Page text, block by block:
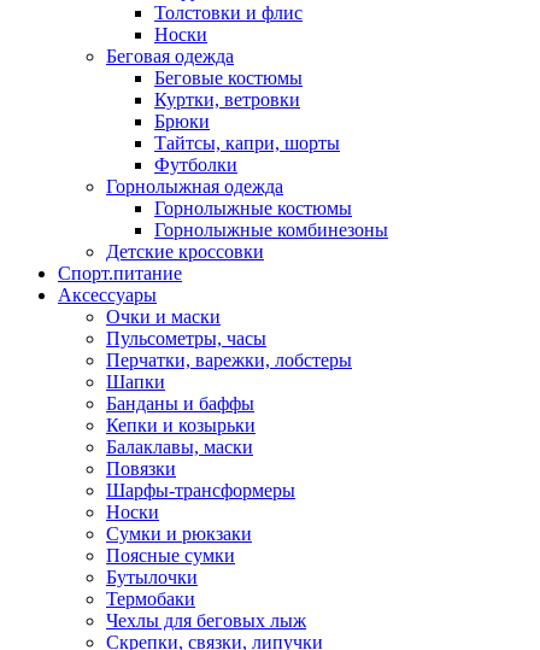
Толстовки и флис
Носки
Беговая одежда
Беговые костюмы
Куртки, ветровки
Брюки
Тайтсы, капри, шорты
Футболки
Горнолыжная одежда
Горнолыжные костюмы
Горнолыжные комбинезоны
Детские кроссовки
Спорт.питание
Аксессуары
Очки и маски
Пульсометры, часы
Перчатки, варежки, лобстеры
Шапки
Банданы и баффы
Кепки и козырьки
Балаклавы, маски
Повязки
Шарфы-трансформеры
Носки
Сумки и рюкзаки
Поясные сумки
Бутылочки
Термобаки
Чехлы для беговых лыж
Скрепки, связки, липучки